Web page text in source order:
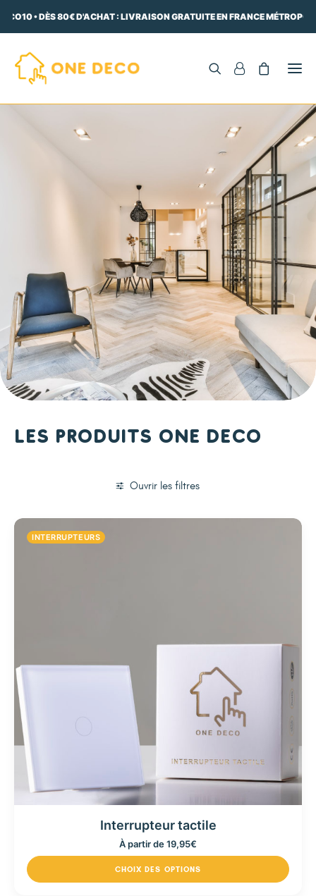
• DÈS 80€ D'ACHAT : LIVRAISON GRATUITE EN FRANCE
Les produits One Deco
Ouvrir les filtres
INTERRUPTEURS
Interrupteur tactile
À partir de19,95€
CHOIX DES OPTIONS